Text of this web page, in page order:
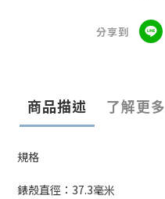
分享到
商品描述 了解更多
規格
錶殼直徑： 37.3毫米